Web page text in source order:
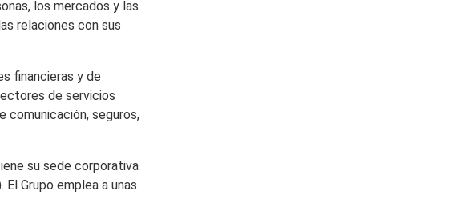
los mercados y las
relaciones con sus
financieras y de
de servicios
comunicación, seguros,
su sede corporativa
Grupo emplea a unas